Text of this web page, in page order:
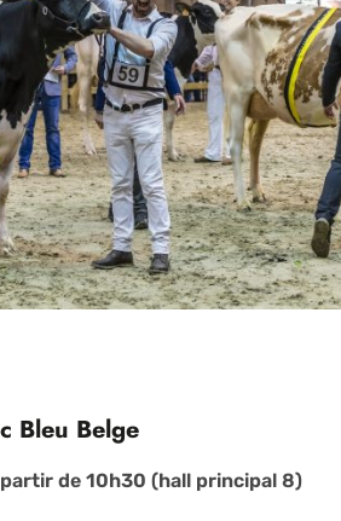
Bleu Belge
de 10h30 (hall principal 8)